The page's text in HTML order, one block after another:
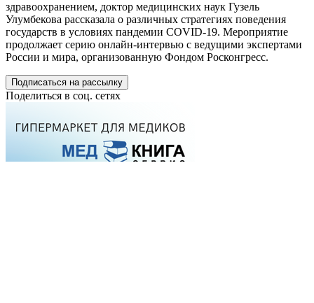
здравоохранением, доктор медицинских наук Гузель
Улумбекова рассказала о различных стратегиях поведения
государств в условиях пандемии COVID-19. Мероприятие
продолжает серию онлайн-интервью с ведущими экспертами
России и мира, организованную Фондом Росконгресс.
Подписаться на рассылку
Поделиться в соц. сетях